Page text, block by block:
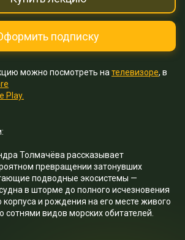
подписку
можно посмотреть на телевизоре, в
Play.
Толмачёва рассказывает
превращении затонувших
подводные экосистемы —
в шторме до полного исчезновения
корпуса и рождения на его месте живого
сотнями видов морских обитателей.